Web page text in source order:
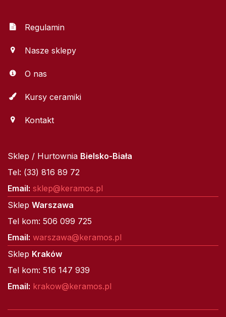
Regulamin
Nasze sklepy
O nas
Kursy ceramiki
Kontakt
Sklep / Hurtownia Bielsko-Biała
Tel: (33) 816 89 72
Email: sklep@keramos.pl
Sklep Warszawa
Tel kom: 506 099 725
Email: warszawa@keramos.pl
Sklep Kraków
Tel kom: 516 147 939
Email: krakow@keramos.pl